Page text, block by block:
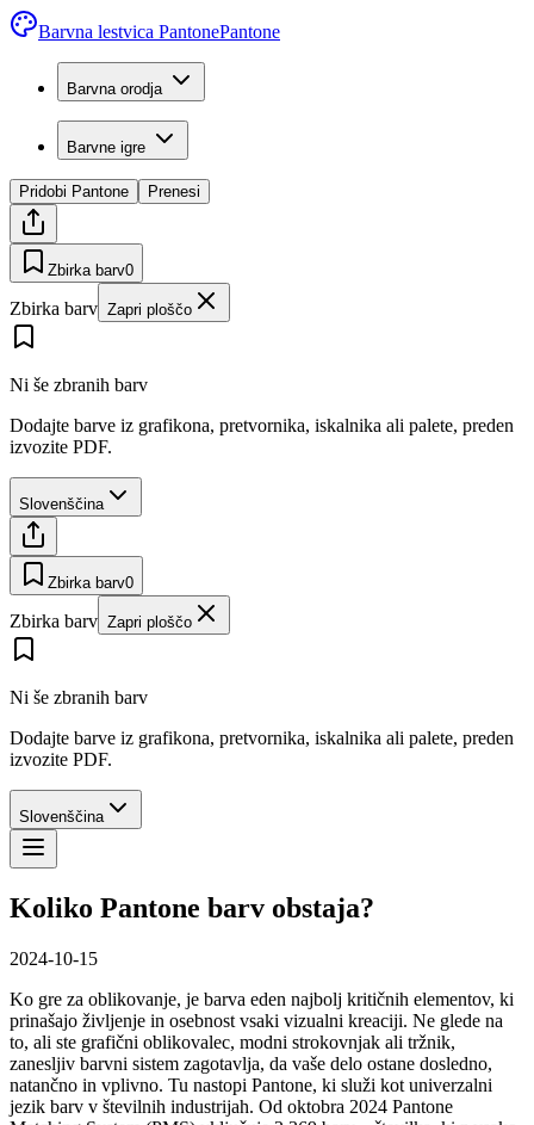
Barvna lestvica PantonePantone
Barvna orodja
Barvne igre
Pridobi Pantone Prenesi
Zbirka barv0
Zbirka barv Zapri ploščo
Ni še zbranih barv
Dodajte barve iz grafikona, pretvornika, iskalnika ali palete, preden
izvozite PDF.
Slovenščina
Zbirka barv0
Zbirka barv Zapri ploščo
Ni še zbranih barv
Dodajte barve iz grafikona, pretvornika, iskalnika ali palete, preden
izvozite PDF.
Slovenščina
Koliko Pantone barv obstaja?
2024-10-15
Ko gre za oblikovanje, je barva eden najbolj kritičnih elementov, ki
prinašajo življenje in osebnost vsaki vizualni kreaciji. Ne glede na
to, ali ste grafični oblikovalec, modni strokovnjak ali tržnik,
zanesljiv barvni sistem zagotavlja, da vaše delo ostane dosledno,
natančno in vplivno. Tu nastopi Pantone, ki služi kot univerzalni
jezik barv v številnih industrijah. Od oktobra 2024 Pantone